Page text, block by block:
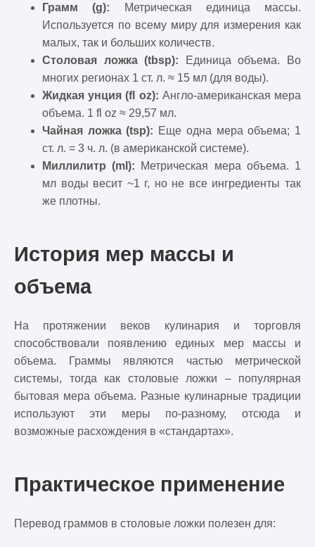
Грамм (g): Метрическая единица массы.
Используется по всему миру для измерения как
малых, так и больших количеств.
Столовая ложка (tbsp): Единица объема. Во
многих регионах 1 ст. л. ≈ 15 мл (для воды).
Жидкая унция (fl oz): Англо-американская мера
объема. 1 fl oz ≈ 29,57 мл.
Чайная ложка (tsp): Еще одна мера объема; 1
ст. л. = 3 ч. л. (в американской системе).
Миллилитр (ml): Метрическая мера объема. 1
мл воды весит ~1 г, но не все ингредиенты так
же плотны.
История мер массы и
объема
На протяжении веков кулинария и торговля
способствовали появлению единых мер массы и
объема. Граммы являются частью метрической
системы, тогда как столовые ложки – популярная
бытовая мера объема. Разные кулинарные традиции
используют эти меры по-разному, отсюда и
возможные расхождения в «стандартах».
Практическое применение
Перевод граммов в столовые ложки полезен для: